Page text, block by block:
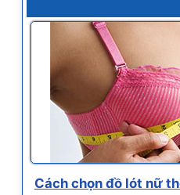
Cách chọn đồ lót nữ